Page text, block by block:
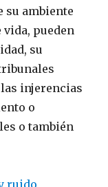
su ambiente
pueden
su
injerencias
o
o también